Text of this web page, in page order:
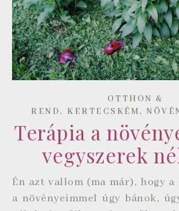
OTTHON &
REND, KERTECSKÉM,
Terápia a
vegyszerek
Én azt vallom (ma már), hogy a Kertecskémben
a növényeimmel úgy bánok,